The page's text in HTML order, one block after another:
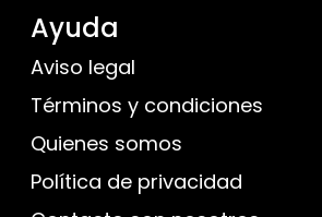
Ayuda
Aviso legal
Términos y condiciones
Quienes somos
Política de privacidad